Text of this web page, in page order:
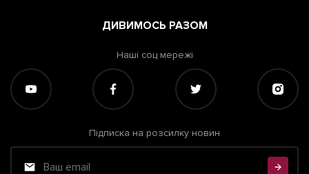
ДИВИМОСЬ РАЗОМ
Наші соц мережі
Підписка на розсилку новин